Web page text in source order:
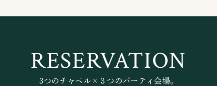
RESERVATION
3つのチャペル×３つのパーティ会場。